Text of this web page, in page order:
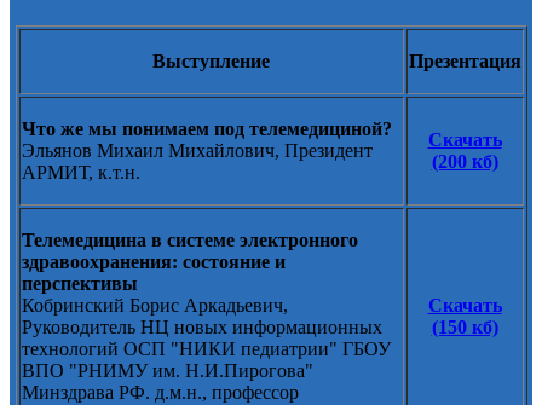
Выступление Презентация
Что же мы понимаем под телемедициной?
Эльянов Михаил Михайлович, Президент
АРМИТ, к.т.н.
Скачать
(200 кб)
Телемедицина в системе электронного
здравоохранения: состояние и
перспективы
Кобринский Борис Аркадьевич,
Руководитель НЦ новых информационных
технологий ОСП "НИКИ педиатрии" ГБОУ
ВПО "РНИМУ им. Н.И.Пирогова"
Минздрава РФ. д.м.н., профессор
Скачать
(150 кб)